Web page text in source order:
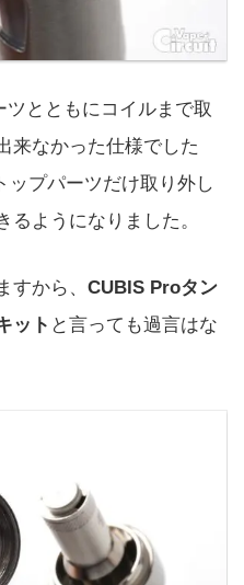
とともにコイルまで取
来なかった仕様でした
ップパーツだけ取り外し
るようになりました。
すから、 CUBIS Proタン
ット と言っても過言はな